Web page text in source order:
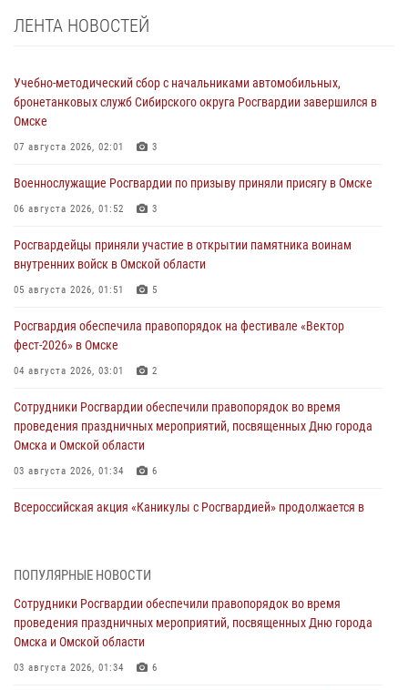
ЛЕНТА НОВОСТЕЙ
Учебно-методический сбор с начальниками автомобильных,
бронетанковых служб Сибирского округа Росгвардии завершился в
Омске
07 августа 2026, 02:01 3
Военнослужащие Росгвардии по призыву приняли присягу в Омске
06 августа 2026, 01:52 3
Росгвардейцы приняли участие в открытии памятника воинам
внутренних войск в Омской области
05 августа 2026, 01:51 5
Росгвардия обеспечила правопорядок на фестивале «Вектор
фест-2026» в Омске
04 августа 2026, 03:01 2
Сотрудники Росгвардии обеспечили правопорядок во время
проведения праздничных мероприятий, посвященных Дню города
Омска и Омской области
03 августа 2026, 01:34 6
Всероссийская акция «Каникулы с Росгвардией» продолжается в
тренировка по управлению беспилотниками (видео)
30 июля 2026, 04:39 2
Росгвардия обеспечила безопасность уникального передвижного
ПОПУЛЯРНЫЕ НОВОСТИ
Сотрудники Росгвардии обеспечили правопорядок во время
проведения праздничных мероприятий, посвященных Дню города
Омска и Омской области
03 августа 2026, 01:34 6